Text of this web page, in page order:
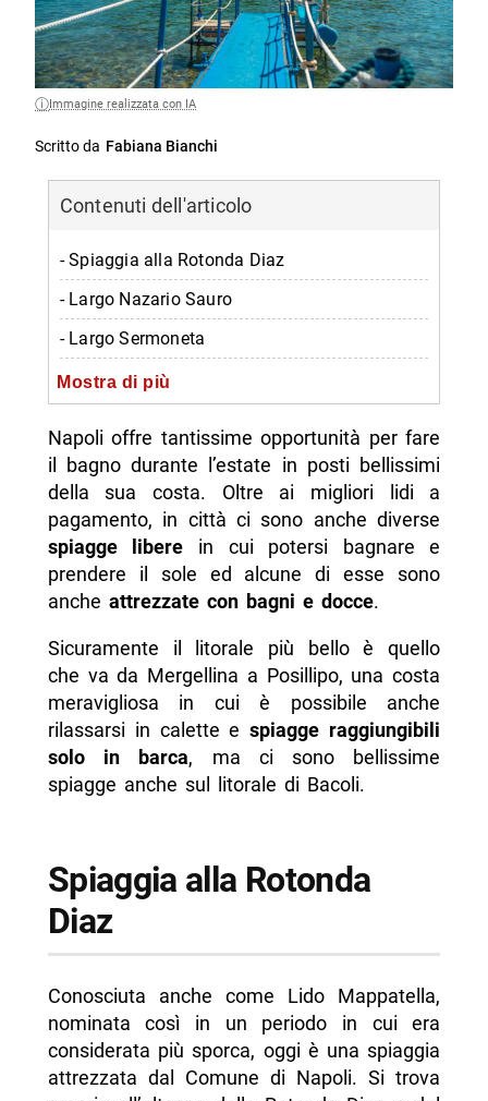
Immagine realizzata con IA
Scritto da Fabiana Bianchi
Contenuti dell'articolo
- Spiaggia alla Rotonda Diaz
- Largo Nazario Sauro
- Largo Sermoneta
- Spiaggia della Colonna Spezzata
- Riva Fiorita
- Gaiola
- Spiaggia comunale di Bagnoli
- Marechiaro
- Spiaggia del Poggio
- Spiaggia de “lo Schiacchetiello”
-- Scopri di più da Napolike.it
Mostra di più
Napoli offre tantissime opportunità per fare
il bagno durante l’estate in posti bellissimi
della sua costa. Oltre ai migliori lidi a
pagamento, in città ci sono anche diverse
spiagge libere in cui potersi bagnare e
prendere il sole ed alcune di esse sono
anche attrezzate con bagni e docce.
Sicuramente il litorale più bello è quello
che va da Mergellina a Posillipo, una costa
meravigliosa in cui è possibile anche
rilassarsi in calette espiagge raggiungibili
solo in barca, ma ci sono bellissime
spiagge anche sul litorale di Bacoli.
Spiaggia alla Rotonda
Diaz
Conosciuta anche come Lido Mappatella,
nominata così in un periodo in cui era
considerata più sporca, oggi è una spiaggia
attrezzata dal Comune di Napoli. Si trova